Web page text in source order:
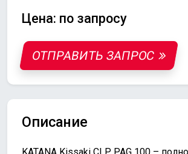
Цена: по запросу
ОТПРАВИТЬ ЗАПРОС
Описание